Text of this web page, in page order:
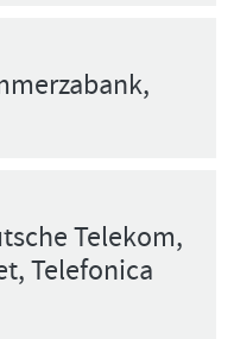
Telekom,
Telefonica